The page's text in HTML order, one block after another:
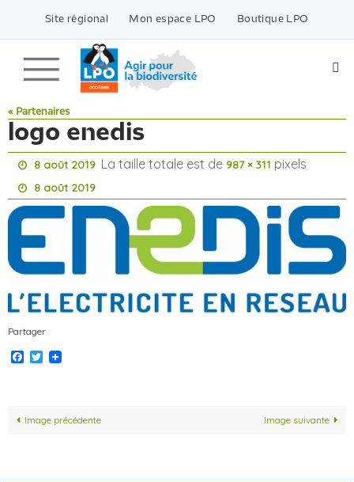
contenu
Site régional Mon espace LPO Boutique LPO
« Partenaires
logo enedis
8 août 2019 La taille totale est de 987 × 311 pixels
8 août 2019
Partager
Facebook
Twitter
Image précédente Image suivante